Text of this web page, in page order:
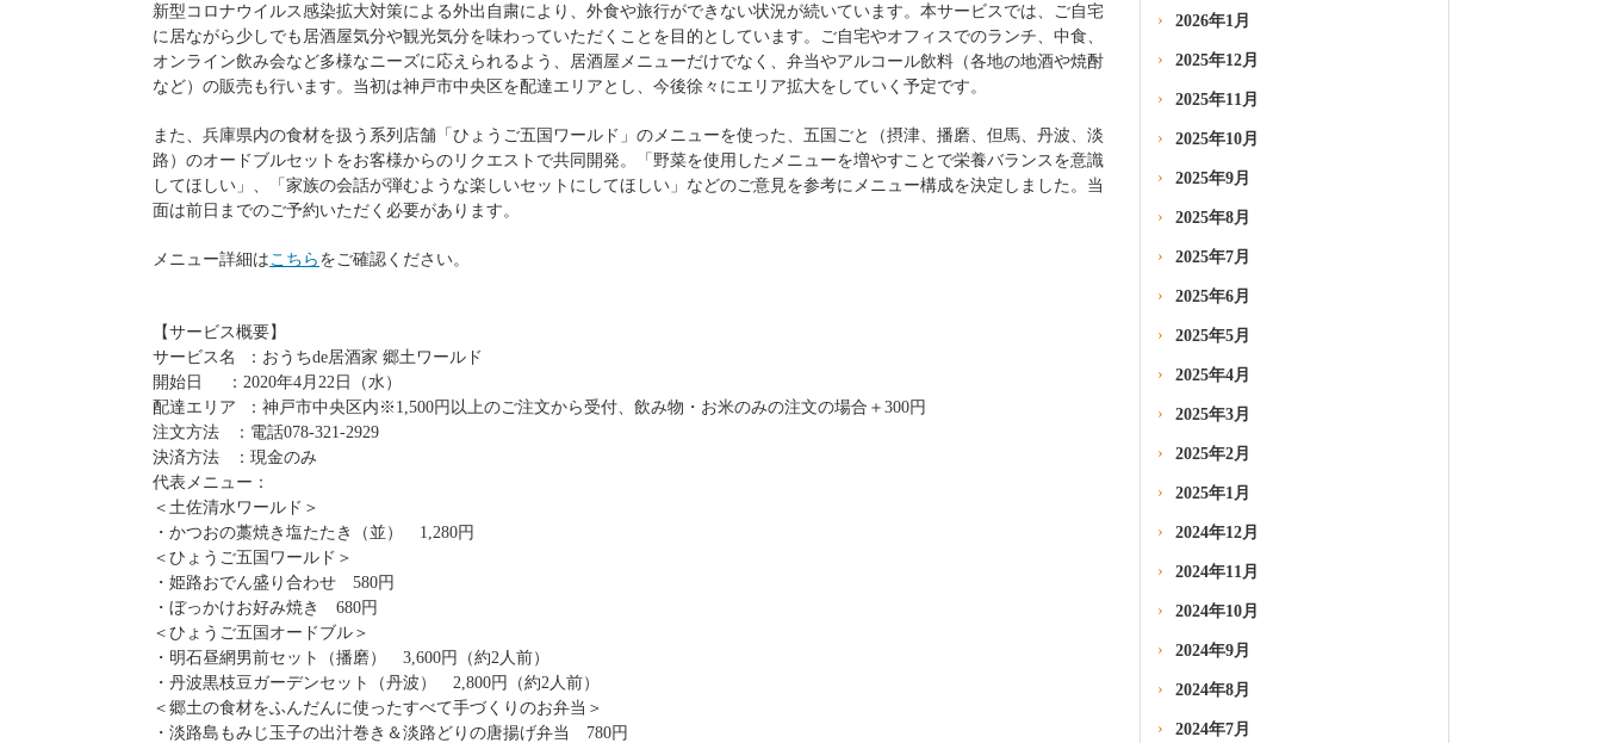
新型コロナウイルス感染拡大対策による外出自粛により、外食や旅行ができない状況が続いています。本サービスでは、ご自宅
に居ながら少しでも居酒屋気分や観光気分を味わっていただくことを目的としています。ご自宅やオフィスでのランチ、中食、
オンライン飲み会など多様なニーズに応えられるよう、居酒屋メニューだけでなく、弁当やアルコール飲料（各地の地酒や焼酎
など）の販売も行います。当初は神戸市中央区を配達エリアとし、今後徐々にエリア拡大をしていく予定です。
また、兵庫県内の食材を扱う系列店舗「ひょうご五国ワールド」のメニューを使った、五国ごと（摂津、播磨、但馬、丹波、淡
路）のオードブルセットをお客様からのリクエストで共同開発。「野菜を使用したメニューを増やすことで栄養バランスを意識
してほしい」、「家族の会話が弾むような楽しいセットにしてほしい」などのご意見を参考にメニュー構成を決定しました。当
面は前日までのご予約いただく必要があります。
メニュー詳細は こちら をご確認ください。
【サービス概要】
サービス名 ：おうちde居酒家 郷土ワールド
開始日 ：2020年4月22日（水）
配達エリア ：神戸市中央区内※1,500円以上のご注文から受付、飲み物・お米のみの注文の場合＋300円
注文方法 ：電話078-321-2929
決済方法 ：現金のみ
代表メニュー：
＜土佐清水ワールド＞
・かつおの藁焼き塩たたき（並） 1,280円
＜ひょうご五国ワールド＞
・姫路おでん盛り合わせ 580円
・ぼっかけお好み焼き 680円
＜ひょうご五国オードブル＞
・明石昼網男前セット（播磨） 3,600円（約2人前）
・丹波黒枝豆ガーデンセット（丹波） 2,800円（約2人前）
＜郷土の食材をふんだんに使ったすべて手づくりのお弁当＞
・淡路島もみじ玉子の出汁巻き＆淡路どりの唐揚げ弁当 780円
2026年1月
2025年12月
2025年11月
2025年10月
2025年9月
2025年8月
2025年7月
2025年6月
2025年5月
2025年4月
2025年3月
2025年2月
2025年1月
2024年12月
2024年11月
2024年10月
2024年9月
2024年8月
2024年7月